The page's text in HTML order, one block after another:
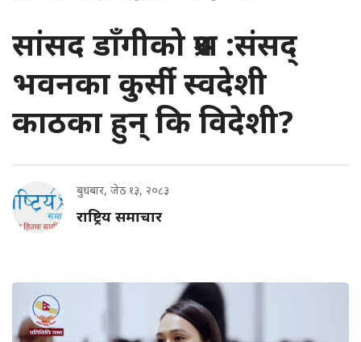
सांसद डाँगीको प्रश्न :संसद्
भवनका कुर्सी स्वदेशी
काठका हुन् कि विदेशी?
बुधबार, जेठ १३, २०८३
राष्ट्रिय समाचार